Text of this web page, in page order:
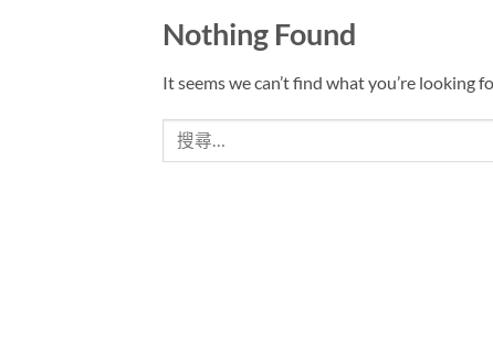
Nothing Found
It seems we can’t find what you’re looking